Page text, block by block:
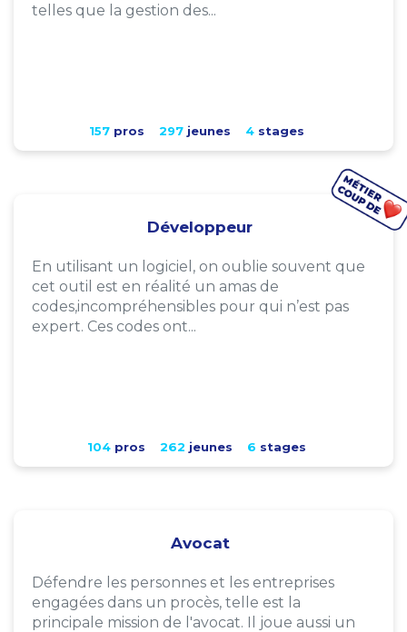
telles que la gestion des...
157pros 297jeunes 4stages
Développeur
En utilisant un logiciel, on oublie souvent que
cet outil est en réalité un amas de
codes,incompréhensibles pour qui n’est pas
expert. Ces codes ont...
104pros 262 jeunes 6 stages
Avocat
Défendre les personnes et les entreprises
engagées dans un procès, telle est la
principale mission de l'avocat. Il joue aussi un